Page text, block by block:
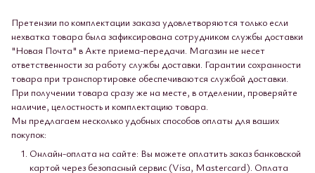
Претензии по комплектации заказа удовлетворяются только если
нехватка товара была зафиксирована сотрудником службы доставки
"Новая Почта" в Акте приема-передачи. Магазин не несет
ответственности за работу службы доставки. Гарантии сохранности
товара при транспортировке обеспечиваются службой доставки.
При получении товара сразу же на месте, в отделении, проверяйте
наличие, целостность и комплектацию товара.
Мы предлагаем несколько удобных способов оплаты для ваших
покупок:
Онлайн-оплата на сайте: Вы можете оплатить заказ банковской
картой через безопасный сервис (Visa, Mastercard). Оплата